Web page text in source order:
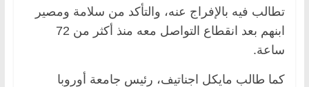
تطالب فيه بالإفراج عنه، والتأكد من سلامة ومصير
ابنهم بعد انقطاع التواصل معه منذ أكثر من 72
ساعة.
كما طالب مايكل اجناتيف، رئيس جامعة أوروبا